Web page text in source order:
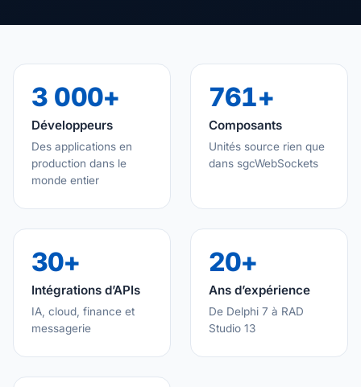
3 000+
Développeurs
Des applications en
production dans le
monde entier
761+
Composants
Unités source rien que
dans sgcWebSockets
30+
Intégrations d’APIs
IA, cloud, finance et
messagerie
20+
Ans d’expérience
De Delphi 7 à RAD
Studio 13